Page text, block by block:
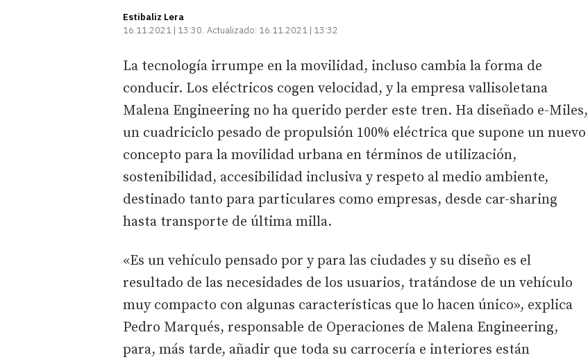
Estibaliz Lera
16.11.2021 | 13:30 Actualizado: 16.11.2021 | 13:32
La tecnología irrumpe en la movilidad, incluso cambia la forma de
conducir. Los eléctricos cogen velocidad, y la empresa vallisoletana
Malena Engineering no ha querido perder este tren. Ha diseñado e-Miles,
un cuadriciclo pesado de propulsión 100% eléctrica que supone un nuevo
concepto para la movilidad urbana en términos de utilización,
sostenibilidad, accesibilidad inclusiva y respeto al medio ambiente,
destinado tanto para particulares como empresas, desde car-sharing
hasta transporte de última milla.
«Es un vehículo pensado por y para las ciudades y su diseño es el
resultado de las necesidades de los usuarios, tratándose de un vehículo
muy compacto con algunas características que lo hacen único», explica
Pedro Marqués, responsable de Operaciones de Malena Engineering,
para, más tarde, añadir que toda su carrocería e interiores están